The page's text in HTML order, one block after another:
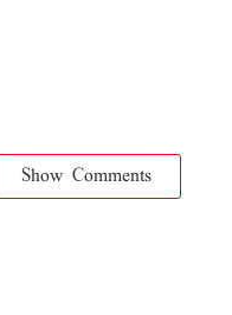
Show Comments